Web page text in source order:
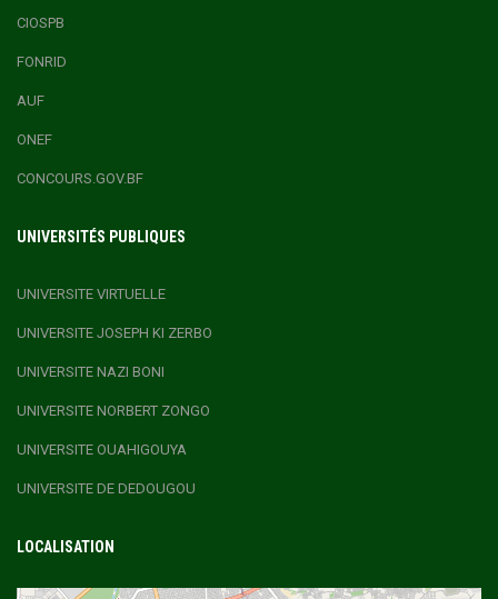
CIOSPB
FONRID
AUF
ONEF
CONCOURS.GOV.BF
UNIVERSITÉS PUBLIQUES
UNIVERSITE VIRTUELLE
UNIVERSITE JOSEPH KI ZERBO
UNIVERSITE NAZI BONI
UNIVERSITE NORBERT ZONGO
UNIVERSITE OUAHIGOUYA
UNIVERSITE DE DEDOUGOU
LOCALISATION